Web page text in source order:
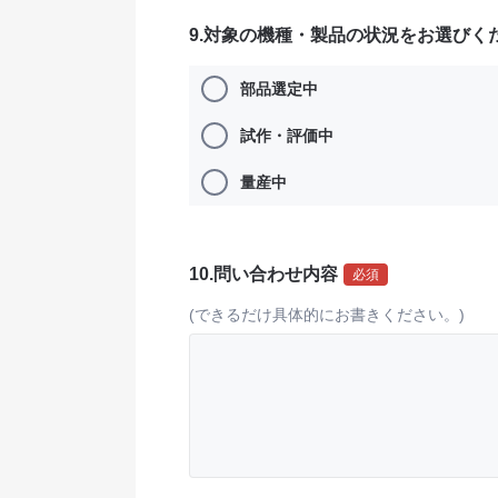
9.対象の機種・製品の状況をお選びく
部品選定中
試作・評価中
量産中
10.問い合わせ内容 必須
(できるだけ具体的にお書きください。)